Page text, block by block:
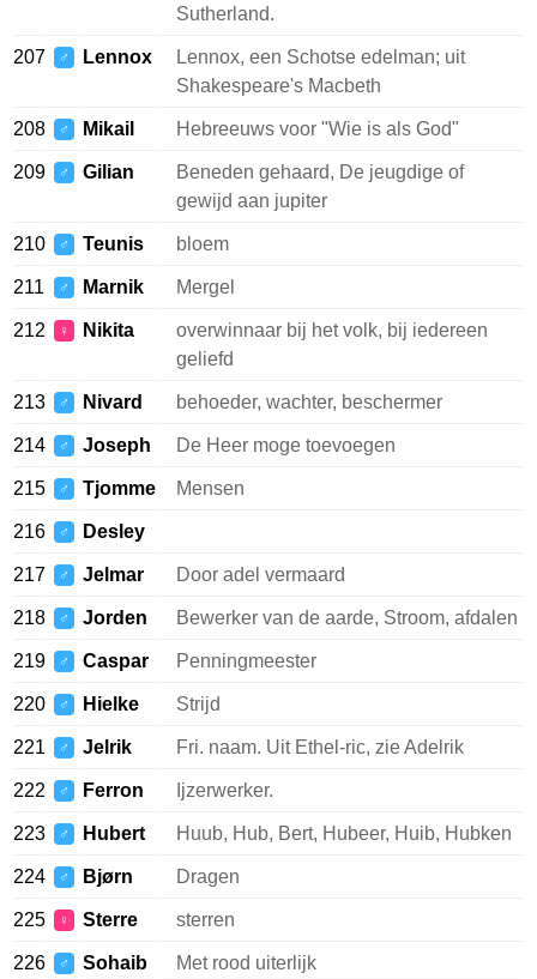
Sutherland.
207 ♂ Lennox
Lennox, een Schotse edelman; uit
Shakespeare's Macbeth
208 ♂ Mikail Hebreeuws voor "Wie is als God"
209 ♂ Gilian
Beneden gehaard, De jeugdige of
gewijd aan jupiter
210 ♂ Teunis bloem
211 ♂ Marnik Mergel
212 ♀ Nikita
overwinnaar bij het volk, bij iedereen
geliefd
213 ♂ Nivard behoeder, wachter, beschermer
214 ♂ Joseph De Heer moge toevoegen
215 ♂ Tjomme Mensen
216 ♂ Desley
217 ♂ Jelmar Door adel vermaard
218 ♂ Jorden Bewerker van de aarde, Stroom, afdalen
219 ♂ Caspar Penningmeester
220 ♂ Hielke Strijd
221 ♂ Jelrik Fri. naam. Uit Ethel-ric, zie Adelrik
222 ♂ Ferron Ijzerwerker.
223 ♂ Hubert Huub, Hub, Bert, Hubeer, Huib, Hubken
224 ♂ Bjørn Dragen
225 ♀ Sterre sterren
226 ♂ Sohaib Met rood uiterlijk